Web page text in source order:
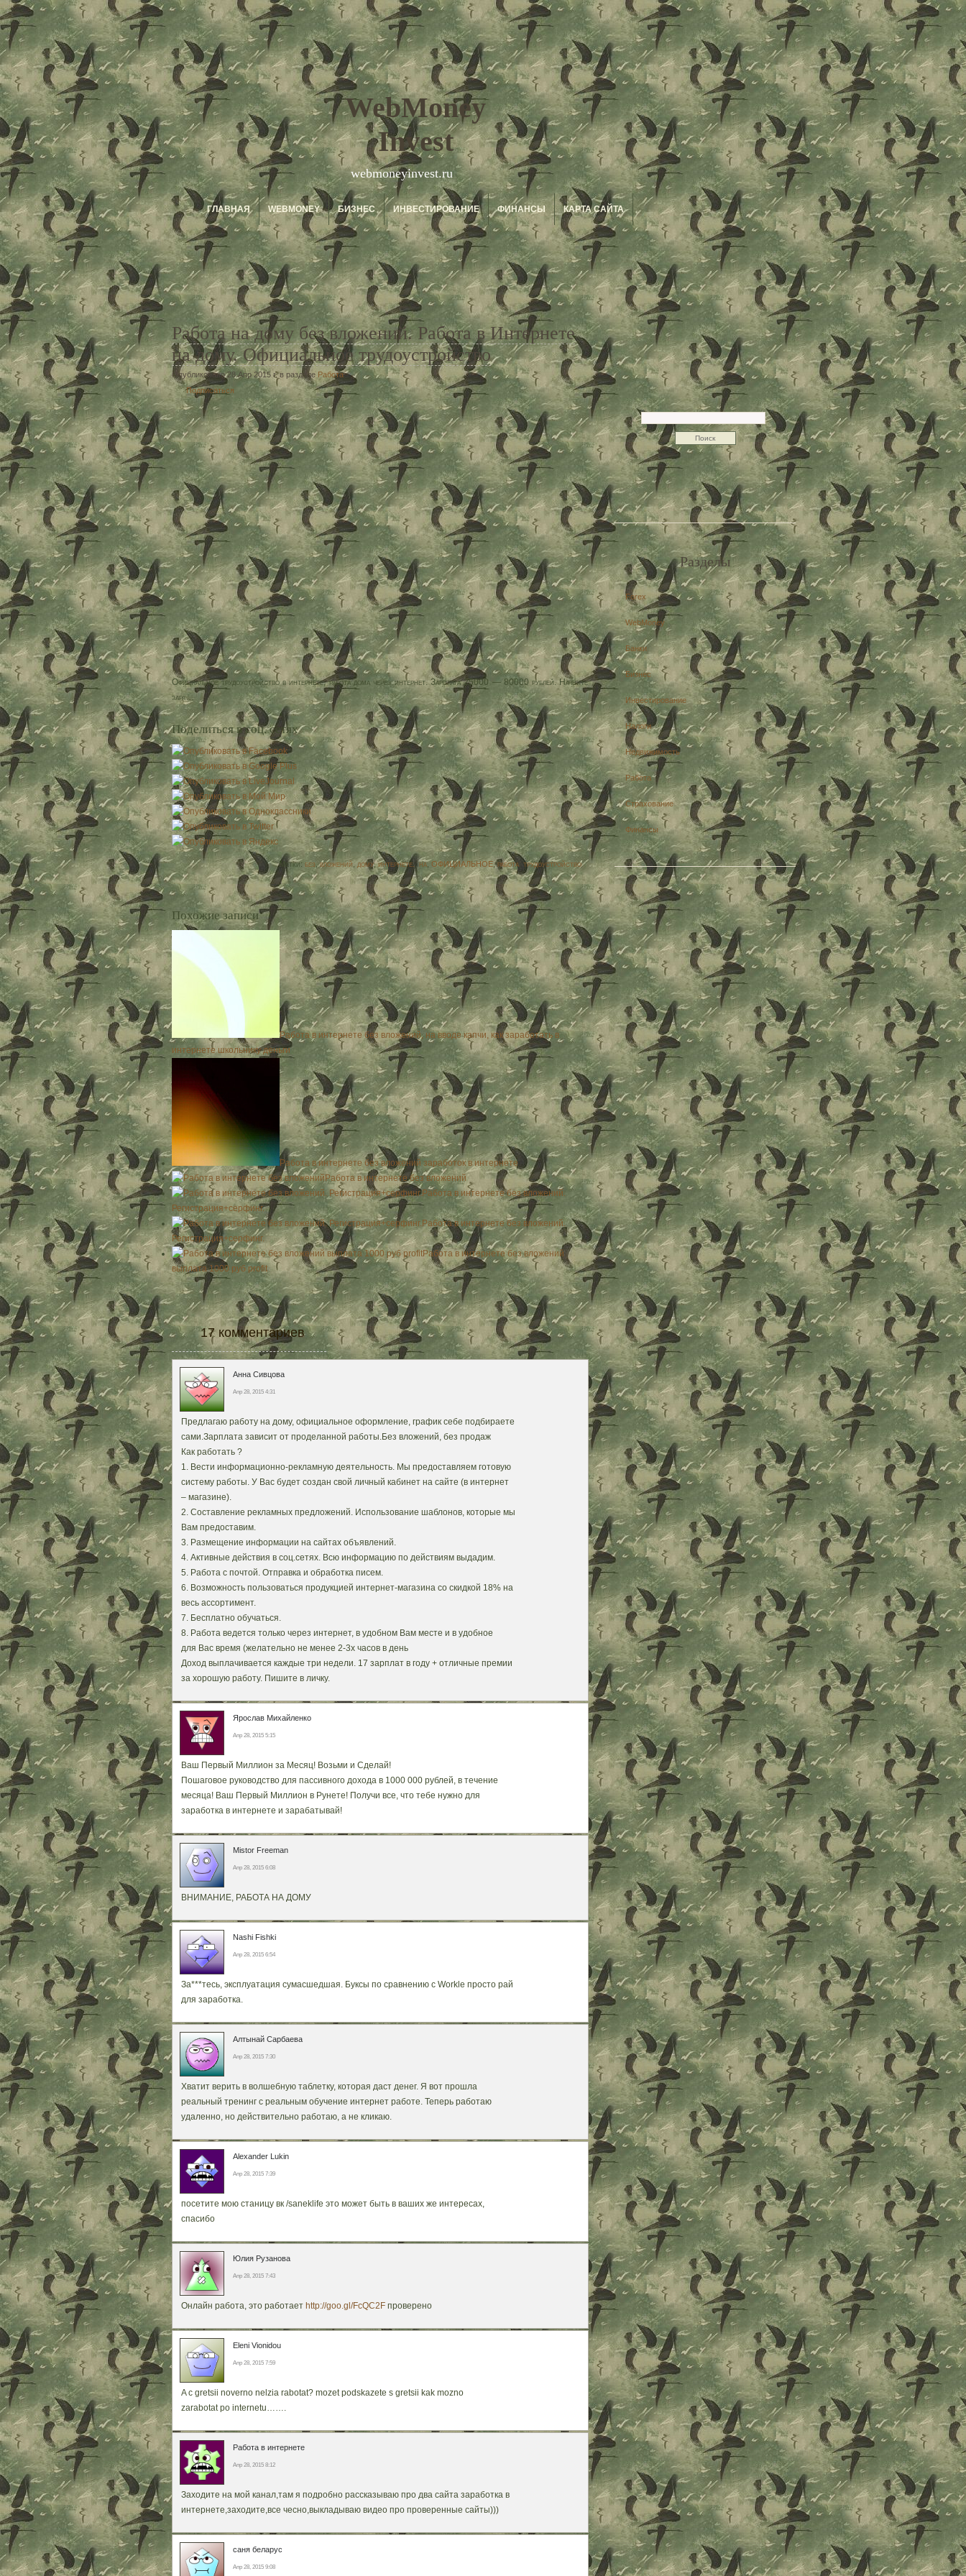
WebMoney
Invest
webmoneyinvest.ru
ГЛАВНАЯ WEBMONEY БИЗНЕС ИНВЕСТИРОВАНИЕ ФИНАНСЫ КАРТА САЙТА
Работа на дому без вложений. Работа в Интернете
на дому. Официальное трудоустройство
Опубликовано 28 Апр 2015 г. в разделе Работа
Подписаться
Официальное трудоустройство в интернете, работа дома через интернет. Зарплата 25000 — 80000 рублей. Начните
зара…
Поделиться в соц. сетях
Метки: без ,вложений, дому,интернете.,на,ОФИЦИАЛЬНОЕ,работа, трудоустройство
Похожие записи
Работа в интернете без вложений, на вводе капчи, как заработать в
интернете школьнику деньги
Работа в интернете без вложений заработок в интернете
Работа в интернете без вложений
Работа в интернете без вложений.
Регистрация+серфинг.
Работа в интернете без вложений.
Регистрация+серфинг.
Работа в интернете без вложений
выплата 1000 руб profit
17 комментариев
Анна Сивцова
Апр 28, 2015 4:31
Предлагаю работу на дому, официальное оформление, график себе подбираете
сами.Зарплата зависит от проделанной работы.Без вложений, без продаж
Как работать ?
1. Вести информационно-рекламную деятельность. Мы предоставляем готовую
систему работы. У Вас будет создан свой личный кабинет на сайте (в интернет
– магазине).
2. Составление рекламных предложений. Использование шаблонов, которые мы
Вам предоставим.
3. Размещение информации на сайтах объявлений.
4. Активные действия в соц.сетях. Всю информацию по действиям выдадим.
5. Работа с почтой. Отправка и обработка писем.
6. Возможность пользоваться продукцией интернет-магазина со скидкой 18% на
весь ассортимент.
7. Бесплатно обучаться.
8. Работа ведется только через интернет, в удобном Вам месте и в удобное
для Вас время (желательно не менее 2-3х часов в день
Доход выплачивается каждые три недели. 17 зарплат в году + отличные премии
за хорошую работу. Пишите в личку.
Ярослав Михайленко
Апр 28, 2015 5:15
Ваш Первый Миллион за Месяц! Возьми и Сделай!
Пошаговое руководство для пассивного дохода в 1000 000 рублей, в течение
месяца! Ваш Первый Миллион в Рунете! Получи все, что тебе нужно для
заработка в интернете и зарабатывай!
Mistor Freeman
Апр 28, 2015 6:08
ВНИМАНИЕ, РАБОТА НА ДОМУ
Nashi Fishki
Апр 28, 2015 6:54
За***тесь, эксплуатация сумасшедшая. Буксы по сравнению с Workle просто рай
для заработка.
Алтынай Сарбаева
Апр 28, 2015 7:30
Хватит верить в волшебную таблетку, которая даст денег. Я вот прошла
реальный тренинг с реальным обучение интернет работе. Теперь работаю
удаленно, но действительно работаю, а не кликаю.
Alexander Lukin
Апр 28, 2015 7:39
посетите мою станицу вк /saneklife это может быть в ваших же интересах,
спасибо
Юлия Рузанова
Апр 28, 2015 7:43
Онлайн работа, это работает http://goo.gl/FcQC2Fпроверено
Eleni Vionidou
Апр 28, 2015 7:59
A c gretsii noverno nelzia rabotat? mozet podskazete s gretsii kak mozno
zarabotat po internetu…….
Работа в интернете
Апр 28, 2015 8:12
Заходите на мой канал,там я подробно рассказываю про два сайта заработка в
интернете,заходите,все чесно,выкладываю видео про проверенные сайты)))
саня беларус
Апр 28, 2015 9:08
Разделы
Forex
WebMoney
Банки
Бизнес
Инвестирование
Налоги
Недвижимость
Работа
Страхование
Финансы